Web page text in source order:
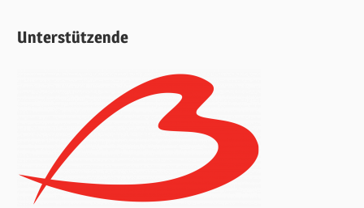
Unterstützende